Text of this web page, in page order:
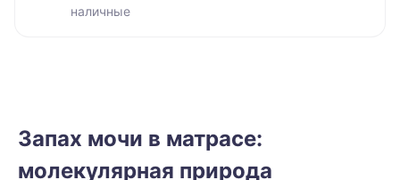
наличные
Запах мочи в матрасе:
молекулярная природа